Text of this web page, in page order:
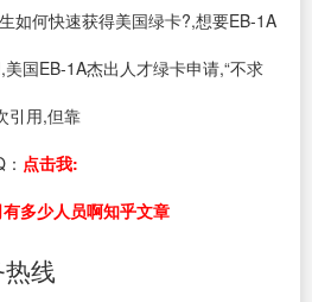
如何快速获得美国绿卡?,想要EB-1A
国EB-1A杰出人才绿卡申请,“不求
引用,但靠
点击我:
多少人员啊知乎文章
线